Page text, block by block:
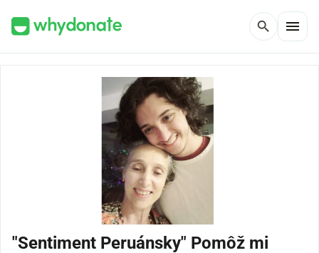
search menu
"Sentiment Peruánsky" Pomôž mi